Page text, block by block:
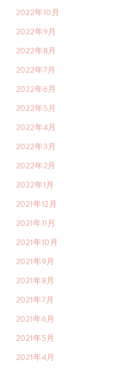
2022年10月
2022年9月
2022年8月
2022年7月
2022年6月
2022年5月
2022年4月
2022年3月
2022年2月
2022年1月
2021年12月
2021年11月
2021年10月
2021年9月
2021年8月
2021年7月
2021年6月
2021年5月
2021年4月